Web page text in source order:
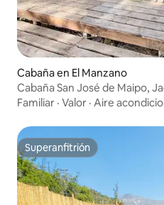
Cabaña en El Manzano
Cabaña San José de Maipo,
Familiar · Valor · Aire
Superanfitrión
Superanfitrión